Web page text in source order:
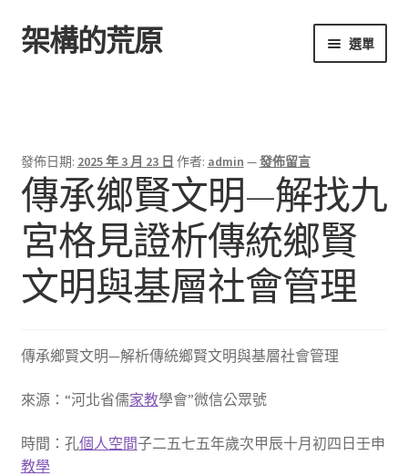
跳
至
跳
至
架構的荒原 選單
發佈日期: 2025 年 3 月 23 日 作者: admin —發佈留言
傳承鄉賢文明—解找九
宮格見證析傳統鄉賢
文明與基層社會管理
傳承鄉賢文明—解析傳統鄉賢文明與基層社會管理
來源：“河北省儒家教學會”微信公眾號
時間：孔個人空間子二五七五年歲次甲辰十月初四日壬申
教學